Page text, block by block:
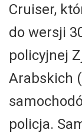
Cruiser,
do wersji
policyjnej
Arabskich
policja.